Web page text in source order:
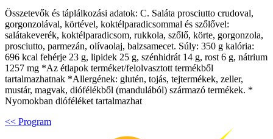
Összetevők és táplálkozási adatok: C. Saláta prosciutto crudoval,
gorgonzolával, körtével, koktélparadicsommal és szőlővel:
salátakeverék, koktélparadicsom, rukkola, szőlő, körte, gorgonzola,
prosciutto, parmezán, olívaolaj, balzsamecet. Súly: 350 g kalória:
696 kcal fehérje 23 g, lipidek 25 g, szénhidrát 14 g, rost 6 g, nátrium
1257 mg *Az étlapok terméket/felolvasztott termékből
tartalmazhatnak *Allergének: glutén, tojás, tejtermékek, zeller,
mustár, magvak, diófélékből (mandulából) származó termékek. *
Nyomokban dióféléket tartalmazhat
<< Program